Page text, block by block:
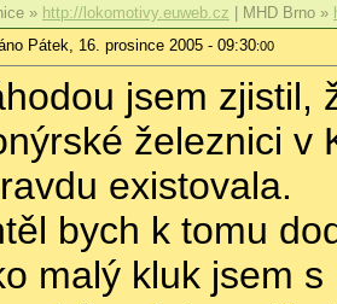
» http://lokomotivy.euweb.cz | MHD Brno »
Pátek, 16. prosince 2005 - 09:30:00
jsem zjistil,
železnici v
existovala.
bych k tomu
malý kluk jsem